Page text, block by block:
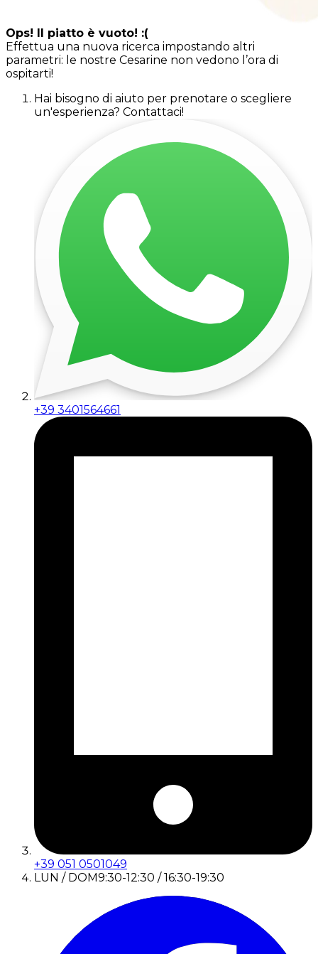
Ops! Il piatto è vuoto! :(
Effettua una nuova ricerca impostando altri
parametri: le nostre Cesarine non vedono l’ora di
ospitarti!
Hai bisogno di aiuto per prenotare o scegliere
un'esperienza? Contattaci!
+39 3401564661
+39 051 0501049
LUN / DOM9:30-12:30 / 16:30-19:30